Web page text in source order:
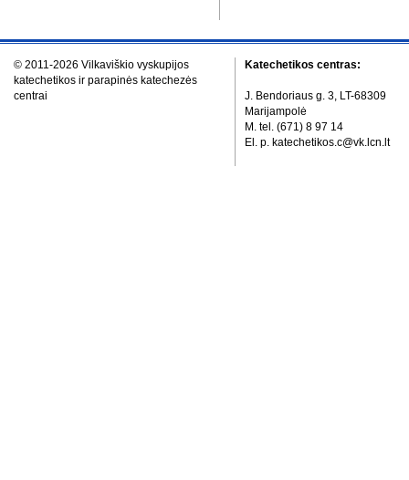
© 2011-2026 Vilkaviškio vyskupijos
katechetikos ir parapinės katechezės
centrai
Katechetikos centras:
J. Bendoriaus g. 3, LT-68309
Marijampolė
M. tel. (671) 8 97 14
El. p. katechetikos.c@vk.lcn.lt